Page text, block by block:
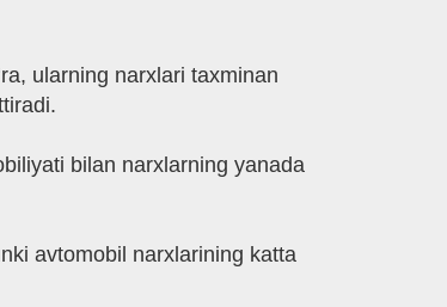
ularning narxlari taxminan
bilan narxlarning yanada
avtomobil narxlarining katta